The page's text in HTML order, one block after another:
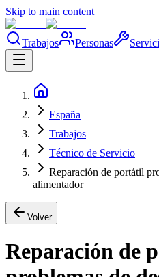
Skip to main content
Trabajos Personas
España
Trabajos
Técnico de Servicio
Reparación de portátil
alimentador
Volver
Reparación de